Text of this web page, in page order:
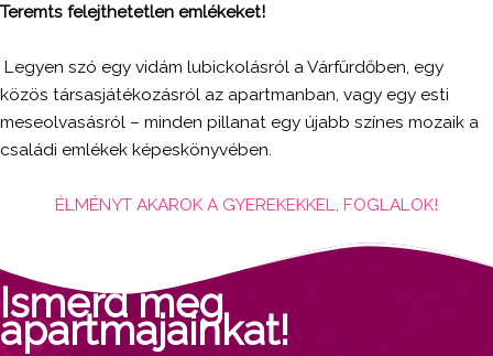
Teremts felejthetetlen emlékeket!
Legyen szó egy vidám lubickolásról a Várfürdőben, egy
közös társasjátékozásról az apartmanban, vagy egy esti
meseolvasásról – minden pillanat egy újabb színes mozaik a
családi emlékek képeskönyvében.
ÉLMÉNYT AKAROK A GYEREKEKKEL, FOGLALOK!
Ismerd meg
apartmajainkat!